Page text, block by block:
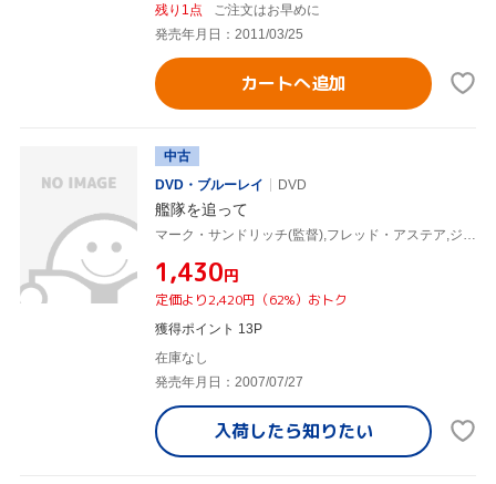
残り1点
ご注文はお早めに
発売年月日：2011/03/25
カートへ追加
中古
DVD・ブルーレイ
DVD
艦隊を追って
¥1,430円
定価より2,420円（62%）おトク
獲得ポイント 13P
在庫なし
発売年月日：2007/07/27
入荷したら知りたい